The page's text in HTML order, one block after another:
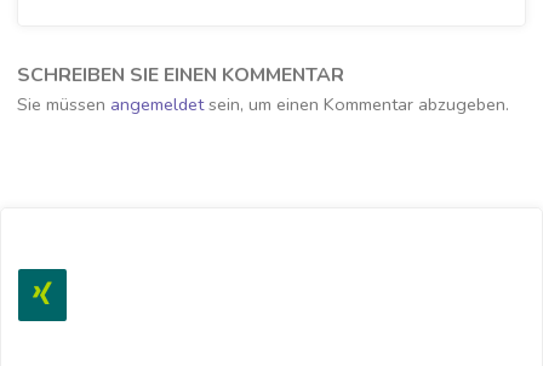
SCHREIBEN SIE EINEN KOMMENTAR
Sie müssen angemeldetsein, um einen Kommentar abzugeben.